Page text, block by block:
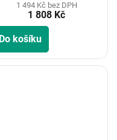
1 494 Kč bez DPH
1 808 Kč
Do košíku